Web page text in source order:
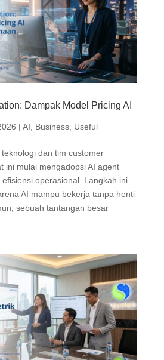
Dampak Model Pricing AI
| AI Business, Useful
dan tim customer
ini mulai mengadopsi AI agent
operasional. Langkah ini
AI mampu bekerja tanpa henti
sebuah tantangan besar